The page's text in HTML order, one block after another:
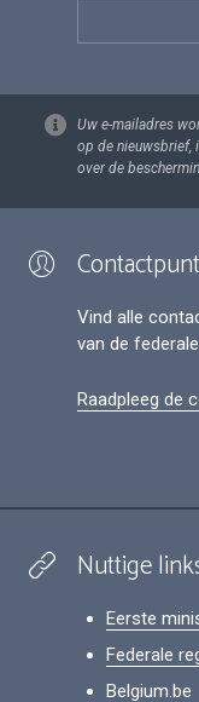
Uw e-mailadres
op de nieuwsbrief,
over de
Vind alle
van de
Raadpleeg de
Nuttige
Eerste
Federale
Belgium.be